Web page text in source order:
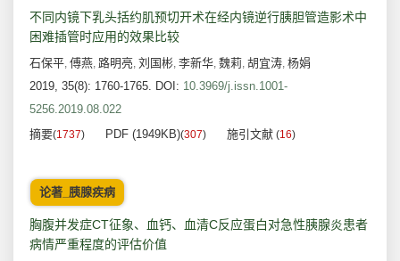
不同内镜下乳头括约肌预切开术在经内镜逆行胰胆管造影术中
困难插管时应用的效果比较
石保平, 傅燕, 路明亮, 刘国彬, 李新华, 魏莉, 胡宜涛, 杨娟
2019, 35(8): 1760-1765. DOI: 10.3969/j.issn.1001-
5256.2019.08.022
摘要(1737) PDF (1949KB)(307) 施引文献 (16)
论著_胰腺疾病
胸腹并发症CT征象、血钙、血清C反应蛋白对急性胰腺炎患者
病情严重程度的评估价值